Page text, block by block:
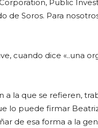
Public
de Soros. Para
cuando dice «..una
a la que se refieren,
lo puede firmar
de esa forma a la